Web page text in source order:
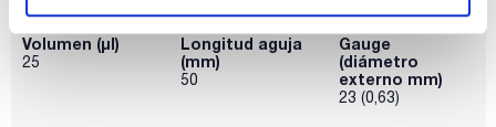
Volumen (µl)
25
Longitud aguja
(mm)
50
Gauge
(diámetro
externo mm)
23 (0,63)